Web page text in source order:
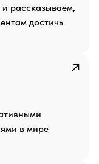
рассказываем,
достичь
в мире